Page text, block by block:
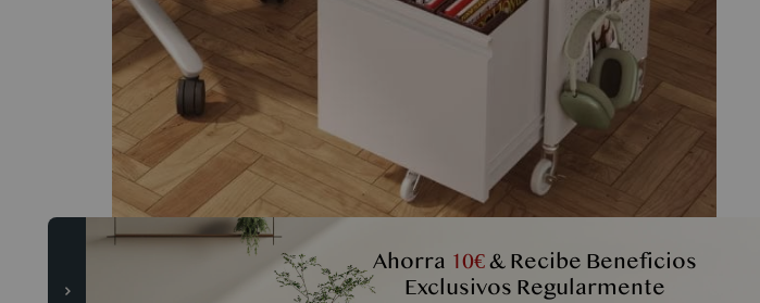
Ahorra 10€& Recibe Beneficios
Exclusivos Regularmente